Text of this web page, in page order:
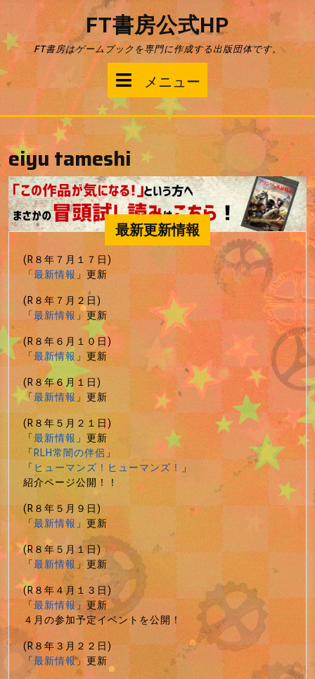
テ
ン
ツ
へ
FT書房公式HP
FT書房はゲームブックを専門に作成する出版団体です。
メニュー
ニ
ュ
ー
eiyu tameshi
最新更新情報
(R８年７月１７日)
「最新情報」更新
(R８年７月２日)
「最新情報」更新
(R８年６月１０日)
「最新情報」更新
(R８年６月１日)
「最新情報」更新
(R８年５月２１日)
「最新情報」更新
「RLH常闇の伴侶」
「ヒューマンズ！ヒューマンズ！ 」
紹介ページ公開！！
(R８年５月９日)
「最新情報」更新
(R８年５月１日)
「最新情報」更新
(R８年４月１３日)
「最新情報」更新
４月の参加予定イベントを公開！
(R８年３月２２日)
「最新情報」更新